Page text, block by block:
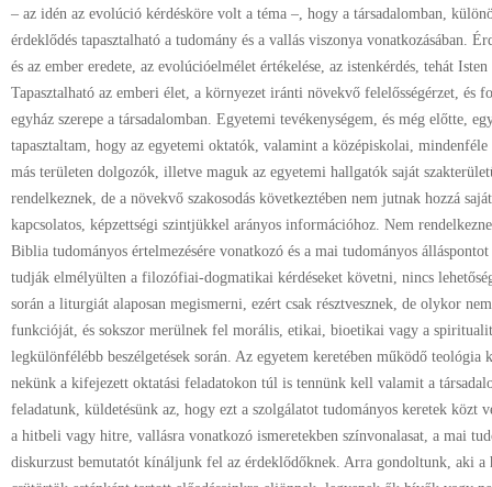
– az idén az evolúció kérdésköre volt a téma –, hogy a társadalomban,
érdeklődés tapasztalható a tudomány és a vallás viszonya vonatkozásában.
és az ember eredete, az evolúcióelmélet értékelése, az istenkérdés, tehát
Tapasztalható az emberi élet, a környezet iránti növekvő felelősségérzet, és
egyház szerepe a társadalomban. Egyetemi tevékenységem, és még előtte,
tapasztaltam, hogy az egyetemi oktatók, valamint a középiskolai, mindenféle
más területen dolgozók, illetve maguk az egyetemi hallgatók saját
rendelkeznek, de a növekvő szakosodás következtében nem jutnak hozzá
kapcsolatos, képzettségi szintjükkel arányos információhoz. Nem
Biblia tudományos értelmezésére vonatkozó és a mai tudományos
tudják elmélyülten a filozófiai-dogmatikai kérdéseket követni, nincs
során a liturgiát alaposan megismerni, ezért csak résztvesznek, de olykor
funkcióját, és sokszor merülnek fel morális, etikai, bioetikai vagy a
legkülönfélébb beszélgetések során. Az egyetem keretében működő
nekünk a kifejezett oktatási feladatokon túl is tennünk kell valamit a
feladatunk, küldetésünk az, hogy ezt a szolgálatot tudományos keretek közt
a hitbeli vagy hitre, vallásra vonatkozó ismeretekben színvonalasat, a mai
diskurzust bemutatót kínáljunk fel az érdeklődőknek. Arra gondoltunk, aki a